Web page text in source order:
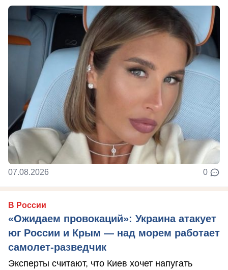
07.08.2026 0
В России
«Ожидаем провокаций»: Украина атакует
юг России и Крым — над морем работает
самолет-разведчик
Эксперты считают, что Киев хочет напугать